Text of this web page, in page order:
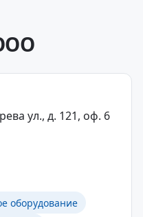
ул., д. 121, оф. 6
оборудование